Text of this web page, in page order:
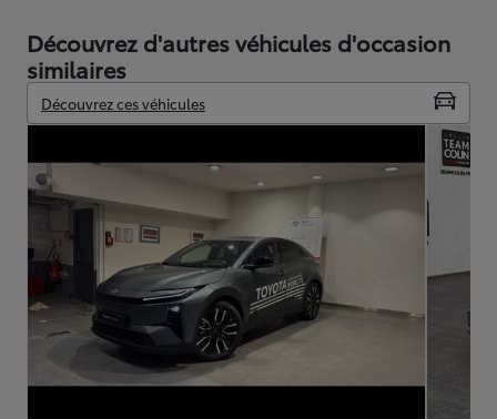
Découvrez d'autres véhicules d'occasion
similaires
Découvrez ces véhicules